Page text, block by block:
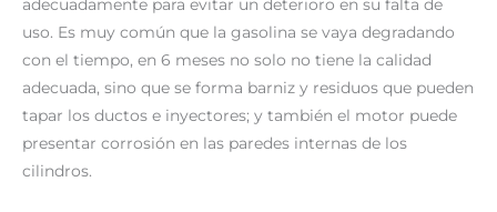
adecuadamente para evitar un deterioro en su falta de
uso. Es muy común que la gasolina se vaya degradando
con el tiempo, en 6 meses no solo no tiene la calidad
adecuada, sino que se forma barniz y residuos que pueden
tapar los ductos e inyectores; y también el motor puede
presentar corrosión en las paredes internas de los
cilindros.